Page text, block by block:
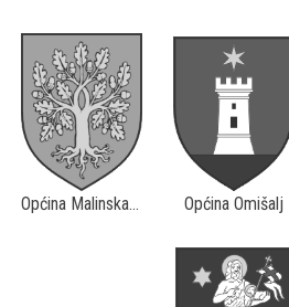
Općina Malinska-Dubašnica Općina Omišalj